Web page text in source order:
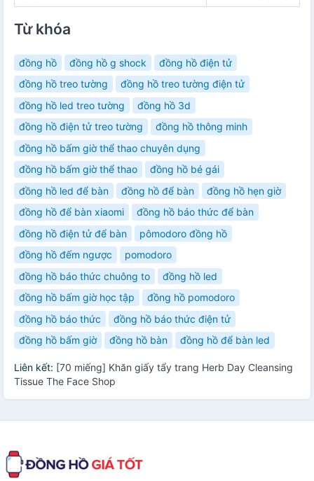
Từ khóa
đồng hồ đồng hồ g shock
đồng hồ điện tử
đồng hồ treo tường
đồng hồ treo tường điện tử
đồng hồ led treo tường
đồng hồ 3d
đồng hồ điện tử treo tường
đồng hồ thông minh
đồng hồ bấm giờ thể thao chuyên dụng
đồng hồ bấm giờ thể thao
đồng hồ bé gái
đồng hồ led để bàn
đồng hồ để bàn
đồng hồ hẹn giờ
đồng hồ để bàn xiaomi
đồng hồ báo thức để bàn
đồng hồ điện tử để bàn
pômodoro đồng hồ
đồng hồ đếm ngược
pomodoro
đồng hồ báo thức chuông to
đồng hồ led
đồng hồ bấm giờ học tập
đồng hồ pomodoro
đồng hồ báo thức
đồng hồ báo thức điện tử
đồng hồ bấm giờ
đồng hồ bàn đồng hồ để bàn led
Liên kết: [70 miếng] Khăn giấy tẩy trang Herb Day Cleansing
Tissue The Face Shop